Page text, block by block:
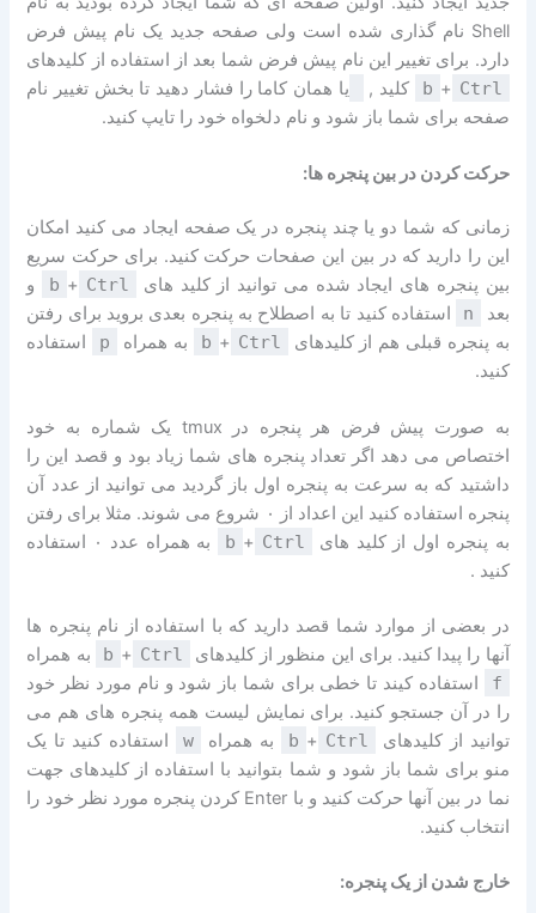
Shell نام گذاری شده است ولی صفحه جدید یک نام پیش فرض
دارد. برای تغییر این نام پیش فرض شما بعد از استفاده از کلیدهای
Ctrl
+
b کلید ,
یا همان کاما را فشار دهید تا بخش تغییر نام
صفحه برای شما باز شود و نام دلخواه خود را تایپ کنید.
حرکت کردن در بین پنجره ها:
زمانی که شما دو یا چند پنجره در یک صفحه ایجاد می کنید امکان
این را دارید که در بین این صفحات حرکت کنید. برای حرکت سریع
بین پنجره های ایجاد شده می توانید از کلید های
Ctrl
+
b
و
بعد
n
استفاده کنید تا به اصطلاح به پنجره بعدی بروید برای رفتن
به پنجره قبلی هم از کلیدهای
Ctrl
+
b به همراه p
استفاده
کنید.
به صورت پیش فرض هر پنجره در tmux یک شماره به خود
اختصاص می دهد اگر تعداد پنجره های شما زیاد بود و قصد این را
داشتید که به سرعت به پنجره اول باز گردید می توانید از عدد آن
پنجره استفاده کنید این اعداد از ۰ شروع می شوند. مثلا برای رفتن
به پنجره اول از کلید های
Ctrl
+
b
به همراه عدد ۰ استفاده
کنید .
در بعضی از موارد شما قصد دارید که با استفاده از نام پنجره ها
آنها را پیدا کنید. برای این منظور از کلیدهای
Ctrl
+
b به همراه
f
استفاده کیند تا خطی برای شما باز شود و نام مورد نظر خود
را در آن جستجو کنید. برای نمایش لیست همه پنجره های هم می
توانید از کلیدهای
Ctrl
+
b به همراه w
استفاده کنید تا یک
منو برای شما باز شود و شما بتوانید با استفاده از کلیدهای جهت
نما در بین آنها حرکت کنید و با Enter کردن پنجره مورد نظر خود را
انتخاب کنید.
خارج شدن از یک پنجره: